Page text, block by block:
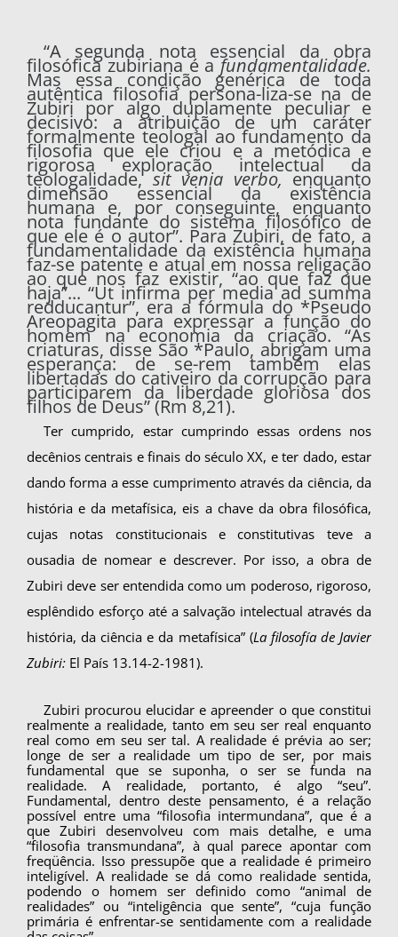
“A segunda nota essencial da obra
filosófica zubiriana é afundamentalidade.
Mas essa condi­ção genérica de toda
autêntica filosofia persona-liza-se na de
Zubiri por algo duplamente peculiar e
decisivo: a atribuição de um caráter
formalmente teologal ao fundamento da
filosofia que ele criou e a metódica e
rigorosa exploração intelectual da
teologalidade,sit venia verbo,enquanto
dimen­são essencial da existência
humana e, por conse­guinte, enquanto
nota fundante do sistema filo­sófico de
que ele é o autor”. Para Zubiri, de fato, a
fundamentalidade da existência humana
faz-se patente e atual em nossa religação
ao que nos faz existir, “ao que faz que
haja”... “Ut infirma per media ad summa
redducantur”, era a fórmula do *Pseudo
Areopagita para expressar a função do
homem na economia da criação. “As
criaturas, disse São *Paulo, abrigam uma
esperança: de se-rem também elas
libertadas do cativeiro da corrupção para
participarem da liberdade glorio­sa dos
filhos de Deus” (Rm 8,21).
Ter cumprido, estar cumprindo essas ordens nos
decênios centrais e finais do século XX, e ter dado, estar
dando forma a esse cumprimento atra­vés da ciência, da
história e da metafísica, eis a chave da obra filosófica,
cujas notas constitucio­nais e constitutivas teve a
ousadia de nomear e descrever. Por isso, a obra de
Zubiri deve ser en­tendida como um poderoso, rigoroso,
esplêndido esforço até a salvação intelectual através da
his­tória, da ciência e da metafísica” (La filosofía de Javier
Zubiri: El País 13.14-2-1981).
Zubiri procurou elucidar e apreender o que constitui
realmente a realidade, tanto em seu ser real enquanto
real como em seu ser tal. A realida­de é prévia ao ser;
longe de ser a realidade um tipo de ser, por mais
fundamental que se supo­nha, o ser se funda na
realidade. A realidade, por­tanto, é algo “seu”.
Fundamental, dentro deste pensamento, é a relação
possível entre uma “filo­sofia intermundana”, que é a
que Zubiri desen­volveu com mais detalhe, e uma
“filosofia transmundana”, à qual parece apontar com
fre­qüência. Isso pressupõe que a realidade é primei­ro
inteligível. A realidade se dá como realidade sentida,
podendo o homem ser definido como “animal de
realidades” ou “inteligência que sen­te”, “cuja função
primária é enfrentar-se sentidamente com a realidade